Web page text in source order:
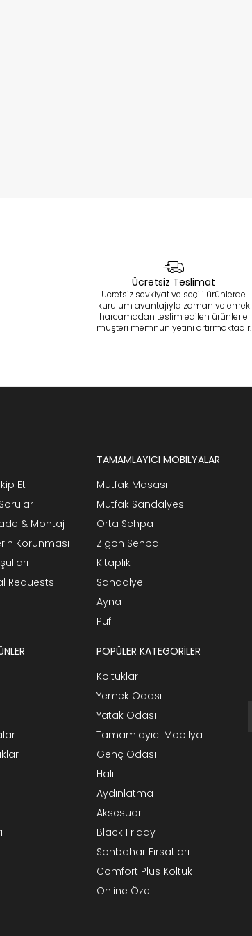
Ücretsiz Teslimat
Ücretsiz sevkiyat ve seçili ürünlerde
kurulum avantajıyla zaman ve emek
harcamadan teslim edilen ürünlerle
müşteri memnuniyetini artırmaktadır.
Et
& Montaj
Korunması
Requests
TAMAMLAYICI MOBİLYALAR
Mutfak Masası
Mutfak Sandalyesi
Orta Sehpa
Zigon Sehpa
Kitaplık
Sandalye
Ayna
Puf
POPÜLER KATEGORİLER
Koltuklar
Yemek Odası
Yatak Odası
Tamamlayıcı Mobilya
Genç Odası
Halı
Aydınlatma
Aksesuar
Black Friday
Sonbahar Fırsatları
Comfort Plus Koltuk
Online Özel